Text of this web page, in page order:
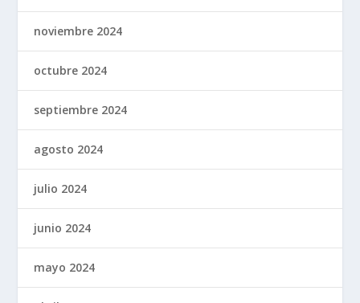
noviembre 2024
octubre 2024
septiembre 2024
agosto 2024
julio 2024
junio 2024
mayo 2024